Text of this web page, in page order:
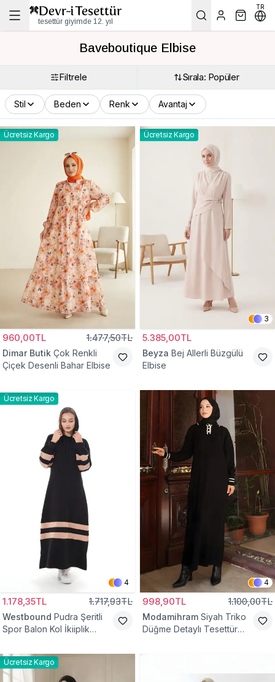
tesettür giyimde 12. yıl
TR
Baveboutique Elbise
Filtrele Sırala: Popüler
Stil Beden Renk Avantaj
Ücretsiz Kargo
960,00TL 1.477,50TL
Dimar Butik Çok Renkli
Çiçek Desenli Bahar Elbise
Ücretsiz Kargo
3
5.385,00TL
Beyza Bej Allerli Büzgülü
Elbise
Ücretsiz Kargo
4
1.178,35TL 1.717,93TL
Westbound Pudra Şeritli
Spor Balon Kol İkiiplik
4
998,90TL 1.100,00TL
Modamihram Siyah Triko
Düğme Detaylı Tesettür
Ücretsiz Kargo